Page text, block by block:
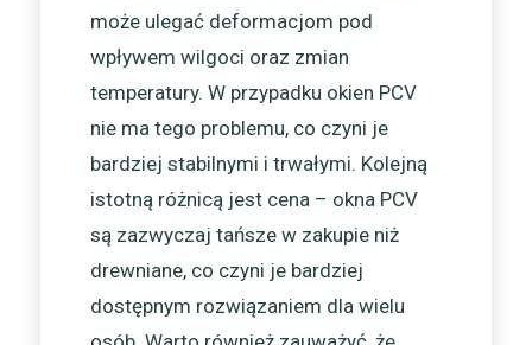
może ulegać deformacjom pod
wpływem wilgoci oraz zmian
temperatury. W przypadku okien PCV
nie ma tego problemu, co czyni je
bardziej stabilnymi i trwałymi. Kolejną
istotną różnicą jest cena – okna PCV
są zazwyczaj tańsze w zakupie niż
drewniane, co czyni je bardziej
dostępnym rozwiązaniem dla wielu